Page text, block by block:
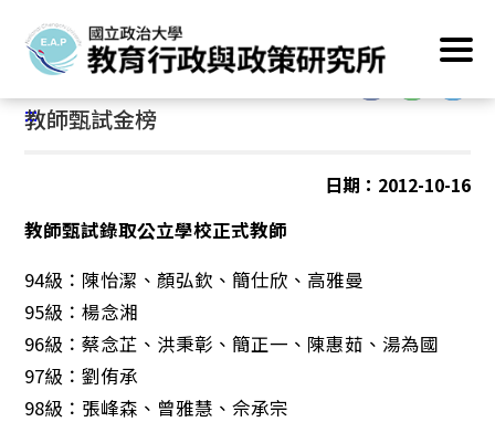
到
要
內
首頁 /最新消息 / 榮譽榜
:::
教師甄試金榜
日期：2012-10-16
教師甄試錄取公立學校正式教師
94級：陳怡潔、顏弘欽、簡仕欣、高雅曼
95級：楊念湘
96級：蔡念芷、洪秉彰、簡正一、陳惠茹、湯為國
97級：劉侑承
98級：張峰森、曾雅慧、佘承宗